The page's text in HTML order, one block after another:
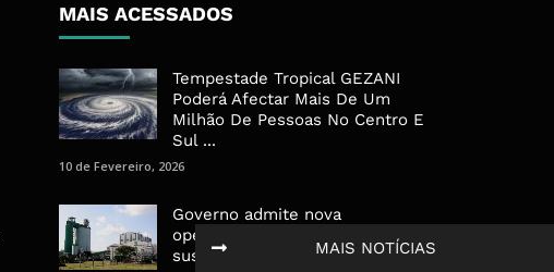
MAIS NOTÍCIAS
MAIS ACESSADOS
Tempestade Tropical GEZANI
Poderá Afectar Mais De Um
Milhão De Pessoas No Centro E
Sul ...
10 de Fevereiro, 2026
Governo admite nova
operadora para a Mozal após
suspensão das operações